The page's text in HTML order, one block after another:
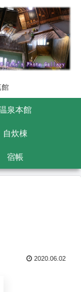
館
泉本館
自炊棟
宿帳
2020.06.02